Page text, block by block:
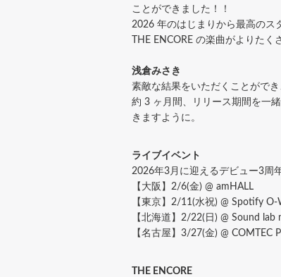
ことができました！！
2026 年のはじまりから最高のス
THE ENCORE の楽曲がよりた
浅倉みさき
素敵な結果をいただくことがで
約 3 ヶ月間、リリース期間を一
きますように。
ライブイベント
2026年3月に迎えるデビュー3周
【大阪】2/6(金) @ amHALL
【東京】2/11(水祝) @ Spotify O-
【北海道】2/22(日) @ Sound
【名古屋】3/27(金) @ COMTEC
THE ENCORE